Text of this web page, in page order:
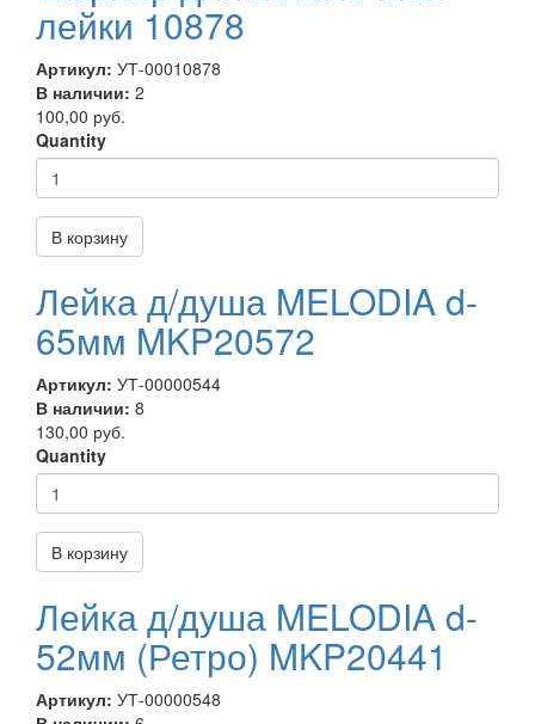
лейки 10878
Артикул: УТ-00010878
В наличии: 2
100,00 руб.
Quantity
В корзину
Лейка д/душа MELODIA d-
65мм MKP20572
Артикул: УТ-00000544
В наличии: 8
130,00 руб.
Quantity
В корзину
Лейка д/душа MELODIA d-
52мм (Ретро) MKP20441
Артикул: УТ-00000548